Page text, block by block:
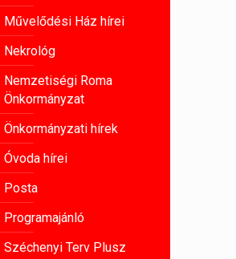
Művelődési Ház hírei
Nekrológ
Nemzetiségi Roma
Önkormányzat
Önkormányzati hírek
Óvoda hírei
Posta
Programajánló
Széchenyi Terv Plusz